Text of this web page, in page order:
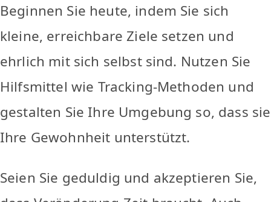
Beginnen Sie heute, indem Sie sich
kleine, erreichbare Ziele setzen und
ehrlich mit sich selbst sind. Nutzen Sie
Hilfsmittel wie Tracking-Methoden und
gestalten Sie Ihre Umgebung so, dass sie
Ihre Gewohnheit unterstützt.
Seien Sie geduldig und akzeptieren Sie,